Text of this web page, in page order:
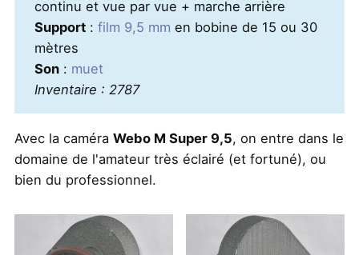
continu et vue par vue + marche arrière
Support: film 9,5 mm en bobine de 15 ou 30
mètres
Son: muet
Inventaire : 2787
Avec la caméra Webo M Super 9,5, on entre dans le
domaine de l'amateur très éclairé (et fortuné), ou
bien du professionnel.